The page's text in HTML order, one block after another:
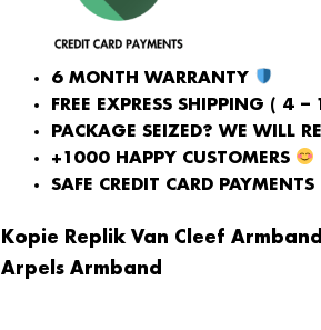
6 MONTH WARRANTY
FREE EXPRESS SHIPPING ( 4
PACKAGE SEIZED? WE WILL
+1000 HAPPY CUSTOMERS
SAFE CREDIT CARD PAYMENTS
Kopie Replik Van Cleef
Arpels Armband